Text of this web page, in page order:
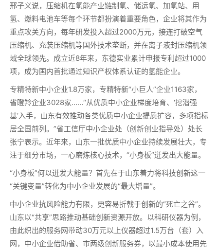
邢子义说，压缩机在氢能产业链制氢、储运氢、加氢站、用
氢、燃料电池车等每个环节都扮演着重要角色，企业将其作为
重点攻关方向，每年研发投入超过2000万元，接连打破空气
压缩机、充装压缩机等国外技术垄断，并在离子液封压缩机领
域全球领先。成立近8年来，东德实业累计申报专利超过1000
项，成为国内首批通过知识产权体系认证的氢能企业。
专精特新中小企业1.8万家，专精特新“小巨人”企业1163家，
省瞪羚企业3028家……“从优质中小企业梯度培育、‘挖潜强
基’入手，山东有效推动各类优质中小企业提质扩容，多项指标
居全国前列。”省工信厅中小企业处（创新创业指导处）处长
张宁表示。近年来，山东一批优质中小企业持续发展壮大，专
注于细分市场，一心磨炼核心技术，“小身板”迸发出大能量。
“小身板”何以迸发大能量？首先在于山东着力将科技创新这一
“关键变量”转化为中小企业发展的“最大增量”。
中小企业抗风险能力有限，更容易折戟于创新的“死亡之谷”。
山东以“共享”思路推动基础创新资源开放。以科研仪器为例，
由此织出的服务网带动30万元以上仪器超过1.5万台（套）入
网，中小企业借助省、市两级创新服务券，以最小成本使用先